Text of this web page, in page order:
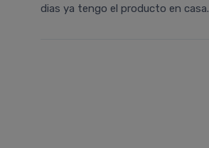
dias ya tengo el producto en casa.